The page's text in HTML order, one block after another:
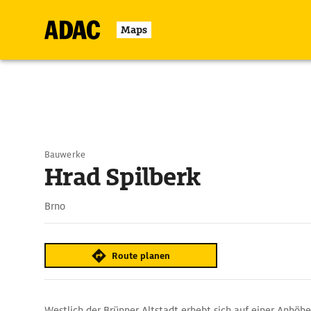
Maps
Bauwerke
Hrad Spilberk
Brno
Route planen